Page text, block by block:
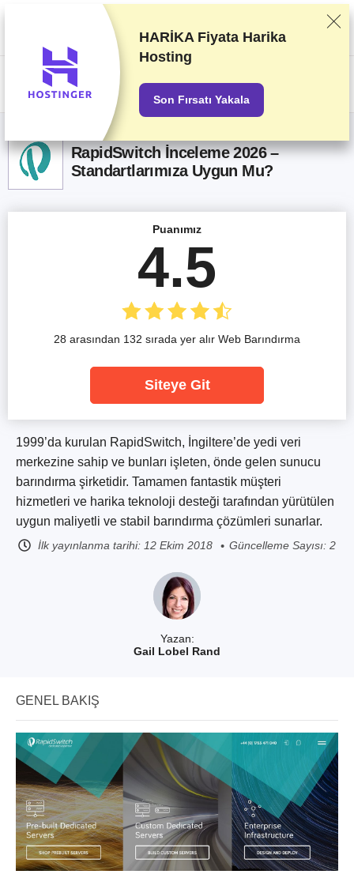
Sağlayıcıları titizlikle gerçekleştirdiğimiz test ve araştırmaları baz alarak
sıralandırıyoruz. Sıralama konusunda sağlayıcılarla olan ticari
anlaşmalarımızı da dikkate alıyoruz. Bu sayfada ortaklık yapılan
sağlayıcıların bağlantıları içeriyor. Reklam Açıklamaları
US$
RapidSwitch İnceleme 2026 –
Standartlarımıza Uygun Mu?
Yazan:
Gail Lobel Rand
1999’da kurulan RapidSwitch, İngiltere’de yedi veri
merkezine sahip ve bunları işleten, önde gelen sunucu
barındırma şirketidir. Tamamen fantastik müşteri
hizmetleri ve harika teknoloji desteği tarafından yürütülen
uygun maliyetli ve stabil barındırma çözümleri sunarlar.
İlk yayınlanma tarihi: 12 Ekim 2018 Güncelleme Sayısı: 2
Puanımız
4.5
28 arasından 132 sırada yer alır Web Barındırma
Siteye Git
GENEL BAKIŞ
HARİKA Fiyata Harika
Hosting
Son Fırsatı Yakala